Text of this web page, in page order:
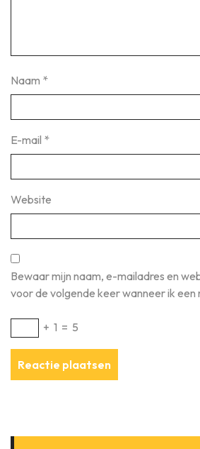
Naam *
E-mail *
Website
Bewaar mijn naam, e-mailadres en
voor de volgende keer wanneer ik een
+ 1 = 5